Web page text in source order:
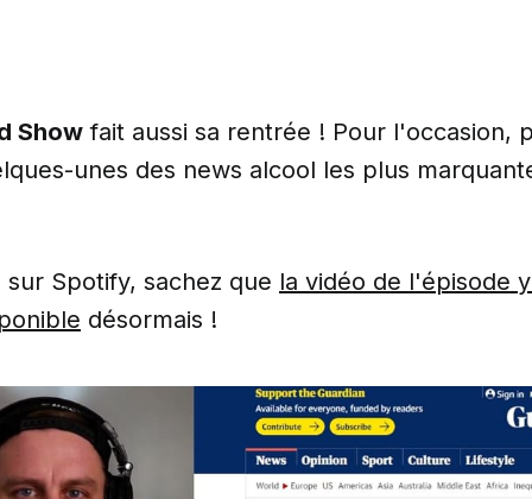
Show fait aussi sa rentrée ! Pour l'occasion,
unes des news alcool les plus
sur Spotify, sachez que la vidéo de l'épisode
désormais !